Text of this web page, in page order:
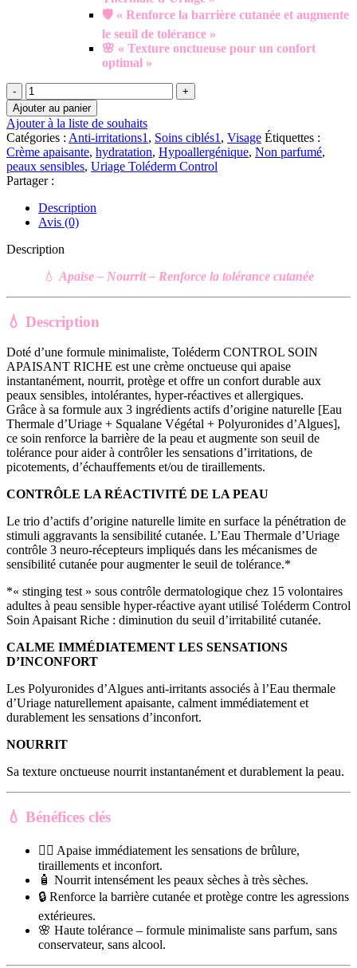
🛡️ « Renforce la barrière cutanée et augmente
le seuil de tolérance »
🌸 « Texture onctueuse pour un confort
optimal »
quantité
de
Uriage
–
Toléderm
Control
Soin
Apaisant
Riche
|
ML
Ajouter au panier
Ajouter à la liste de souhaits
Catégories : Anti-irritations1 , Soins ciblés1 , Visage Étiquettes :
Crème apaisante, hydratation, Hypoallergénique, Non parfumé,
peaux sensibles, Uriage Toléderm Control
Partager :
Description
Avis (0)
Description
💧 Apaise – Nourrit – Renforce la tolérance cutanée
💧 Description
Doté d’une formule minimaliste, Toléderm CONTROL SOIN
APAISANT RICHE est une crème onctueuse qui apaise
instantanément, nourrit, protège et offre un confort durable aux
peaux sensibles, intolérantes, hyper-réactives et allergiques.
Grâce à sa formule aux 3 ingrédients actifs d’origine naturelle [Eau
Thermale d’Uriage + Squalane Végétal + Polyuronides d’Algues],
ce soin renforce la barrière de la peau et augmente son seuil de
tolérance pour aider à contrôler les sensations d’irritations, de
picotements, d’échauffements et/ou de tiraillements.
CONTRÔLE LA RÉACTIVITÉ DE LA PEAU
Le trio d’actifs d’origine naturelle limite en surface la pénétration de
stimuli aggravants la sensibilité cutanée. L’Eau Thermale d’Uriage
contrôle 3 neuro-récepteurs impliqués dans les mécanismes de
sensibilité cutanée pour augmenter le seuil de tolérance.*
*« stinging test » sous contrôle dermatologique chez 15 volontaires
adultes à peau sensible hyper-réactive ayant utilisé Toléderm Control
Soin Apaisant Riche : diminution du seuil d’irritabilité cutanée.
CALME IMMÉDIATEMENT LES SENSATIONS
D’INCONFORT
Les Polyuronides d’Algues anti-irritants associés à l’Eau thermale
d’Uriage naturellement apaisante, calment immédiatement et
durablement les sensations d’inconfort.
NOURRIT
Sa texture onctueuse nourrit instantanément et durablement la peau.
💧 Bénéfices clés
🧘‍♀️ Apaise immédiatement les sensations de brûlure,
tiraillements et inconfort.
🧴 Nourrit intensément les peaux sèches à très sèches.
🔒 Renforce la barrière cutanée et protège contre les agressions
extérieures.
🌸 Haute tolérance – formule minimaliste sans parfum, sans
conservateur, sans alcool.